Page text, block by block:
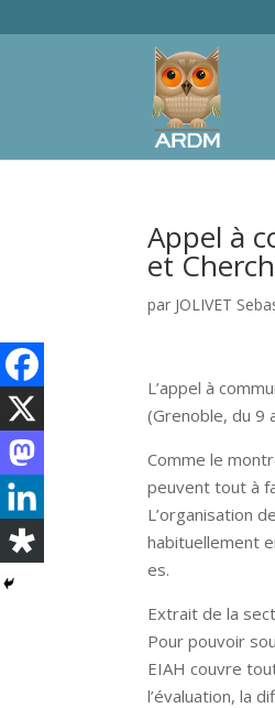
Appel à
et
par JOLIVET
L’appel à
(Grenoble, du 9
Comme le
peuvent tout à
L’organisation
habituellement
es.
Extrait de la
Pour pouvoir
EIAH couvre
l’évaluation, la